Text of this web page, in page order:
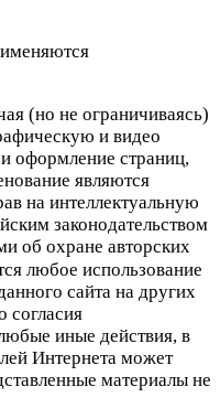
(но не ограничиваясь)
и видео
оформление страниц,
являются
на интеллектуальную
законодательством
об охране авторских
любое использование
сайта на других
согласия
иные действия, в
Интернета может
материалы не